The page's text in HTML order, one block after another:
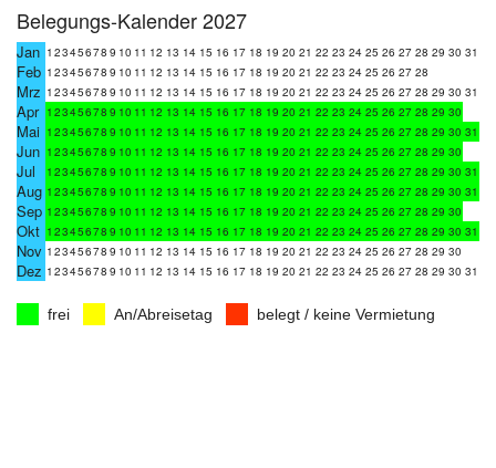
Belegungs-Kalender 2027
Jan 1 2345678 9 10 11 12 13 14 15 16 17 18 19 20 21 22 23 24 25 26 27 28 29 30 31
Feb 1 2345678 9 10 11 12 13 14 15 16 17 18 19 20 21 22 23 24 25 26 27 28
Mrz 1 2345678 9 10 11 12 13 14 15 16 17 18 19 20 21 22 23 24 25 26 27 28 29 30 31
Apr 1 2345678 9 10 11 12 13 14 15 16 17 18 19 20 21 22 23 24 25 26 27 28 29 30
Mai 1 2345678 9 10 11 12 13 14 15 16 17 18 19 20 21 22 23 24 25 26 27 28 29 30 31
Jun 1 2345678 9 10 11 12 13 14 15 16 17 18 19 20 21 22 23 24 25 26 27 28 29 30
Jul 1 2345678 9 10 11 12 13 14 15 16 17 18 19 20 21 22 23 24 25 26 27 28 29 30 31
Aug 1 2345678 9 10 11 12 13 14 15 16 17 18 19 20 21 22 23 24 25 26 27 28 29 30 31
Sep 1 2345678 9 10 11 12 13 14 15 16 17 18 19 20 21 22 23 24 25 26 27 28 29 30
Okt 1 2345678 9 10 11 12 13 14 15 16 17 18 19 20 21 22 23 24 25 26 27 28 29 30 31
Nov 1 2345678 9 10 11 12 13 14 15 16 17 18 19 20 21 22 23 24 25 26 27 28 29 30
Dez 1 2345678 9 10 11 12 13 14 15 16 17 18 19 20 21 22 23 24 25 26 27 28 29 30 31
frei An/Abreisetag belegt / keine Vermietung